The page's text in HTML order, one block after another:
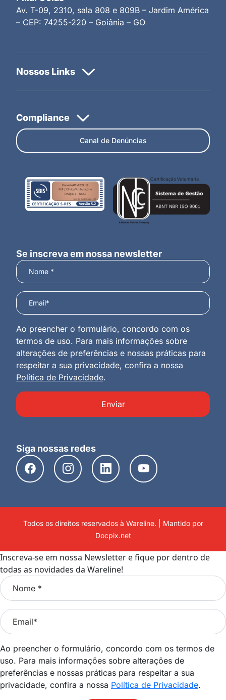
Av. T-09, 2310, sala 808 e 809B – Jardim América
– CEP: 74255-220 – Goiânia – GO
Canal de Denúncias
Se inscreva em nossa newsletter
Ao preencher o formulário, concordo com os
termos de uso. Para mais informações sobre
alterações de preferências e nossas práticas para
respeitar a sua privacidade, confira a nossa
Política de Privacidade.
Enviar
Siga nossas redes
Todos os direitos reservados à Wareline. | Mantido por
Docpix.net
Inscreva-se em nossa Newsletter e fique por dentro de
todas as novidades da Wareline!
Ao preencher o formulário, concordo com os termos de
uso. Para mais informações sobre alterações de
preferências e nossas práticas para respeitar a sua
privacidade, confira a nossa Política de Privacidade.